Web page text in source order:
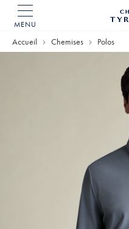
MENU
Tyrwhitt
Accueil Chemises Polos